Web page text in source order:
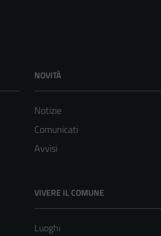
NOVITÀ
Notizie
Comunicati
Avvisi
VIVERE IL COMUNE
Luoghi